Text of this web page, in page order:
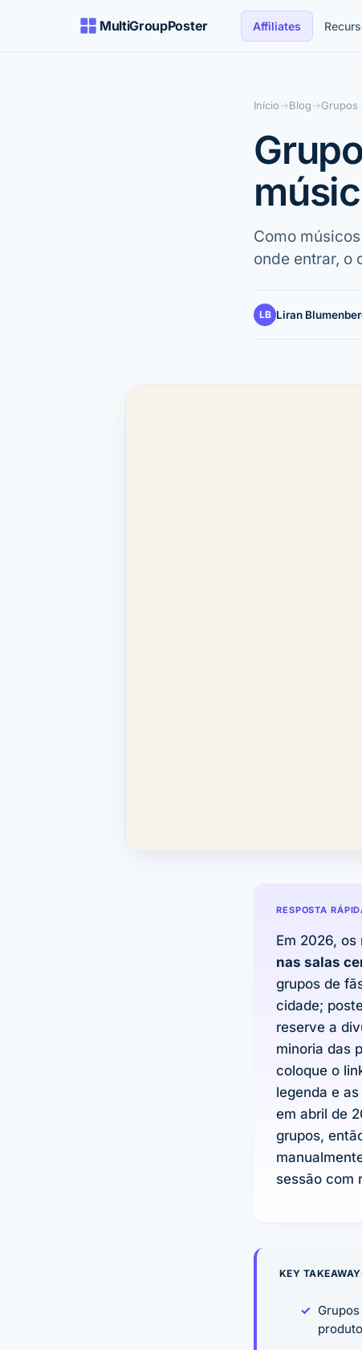
MultiGroupPoster Affiliates
Início→Blog→Grupos
Como
onde entrar, o
LB Liran
RESPOSTA
Em 2026,
nas salas
grupos de
cidade;
reserve a
minoria das
coloque o
legenda e
em abril de
grupos,
sessão com
KEY